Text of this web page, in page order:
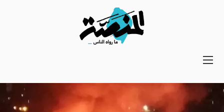
Main
Secondary
Navigation